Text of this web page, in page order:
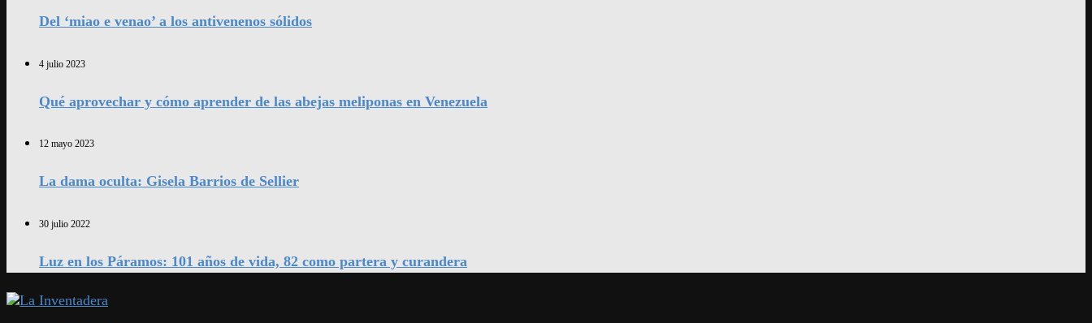
Del ‘miao e venao’ a los antivenenos sólidos
4 julio 2023
Qué aprovechar y cómo aprender de las abejas meliponas en Venezuela
12 mayo 2023
La dama oculta: Gisela Barrios de Sellier
30 julio 2022
Luz en los Páramos: 101 años de vida, 82 como partera y curandera